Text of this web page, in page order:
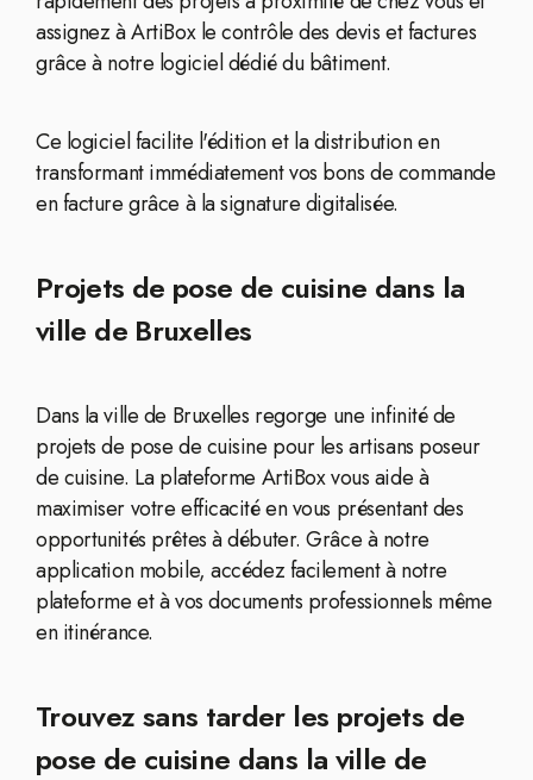
assignez à ArtiBox le contrôle des devis et factures
grâce à notre logiciel dédié du bâtiment.
Ce logiciel facilite l'édition et la distribution en
transformant immédiatement vos bons de commande
en facture grâce à la signature digitalisée.
Projets de pose de cuisine dans la
ville de Bruxelles
Dans la ville de Bruxelles regorge une infinité de
projets de pose de cuisine pour les artisans poseur
de cuisine. La plateforme ArtiBox vous aide à
maximiser votre efficacité en vous présentant des
opportunités prêtes à débuter. Grâce à notre
application mobile, accédez facilement à notre
plateforme et à vos documents professionnels même
en itinérance.
Trouvez sans tarder les projets de
pose de cuisine dans la ville de